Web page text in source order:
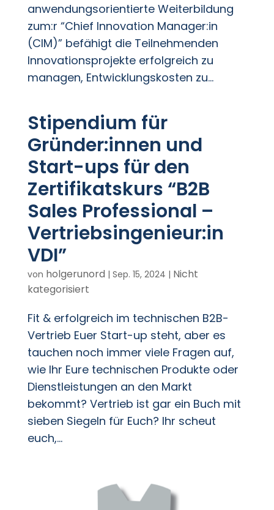
anwendungsorientierte Weiterbildung
zum:r “Chief Innovation Manager:in
(CIM)” befähigt die Teilnehmenden
Innovationsprojekte erfolgreich zu
managen, Entwicklungskosten zu...
Stipendium für
Gründer:innen und
Start-ups für den
Zertifikatskurs “B2B
Sales Professional –
Vertriebsingenieur:in
VDI”
von holgerunord | Sep. 15, 2024 | Nicht
kategorisiert
Fit & erfolgreich im technischen B2B-
Vertrieb Euer Start-up steht, aber es
tauchen noch immer viele Fragen auf,
wie Ihr Eure technischen Produkte oder
Dienstleistungen an den Markt
bekommt? Vertrieb ist gar ein Buch mit
sieben Siegeln für Euch? Ihr scheut
euch,...